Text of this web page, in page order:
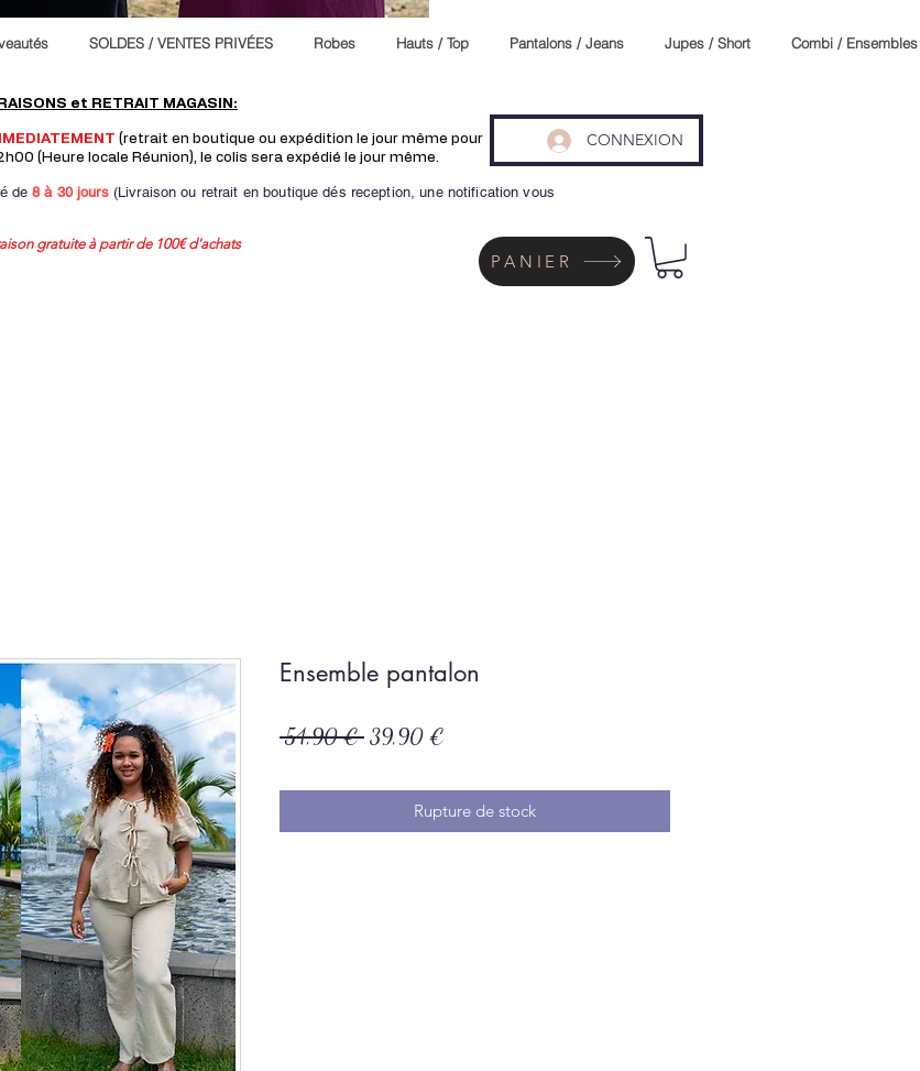
SOLDES / VENTES PRIVÉES Robes Hauts / Top Pantalons / Jeans Jupes / Short Combi / Ensembles
CONNEXION
PANIER
et RETRAIT MAGASIN:
(retrait en boutique ou expédition le jour même pour
(Heure locale Réunion), le colis sera expédié le jour même.
de8 à 30 jours(Livraison ou retrait en boutique dés reception,une notification vous
gratuite à partir de 100€ d'achats
Ensemble pantalon
54,90 € Prix
39,90 €
Rupture de stock